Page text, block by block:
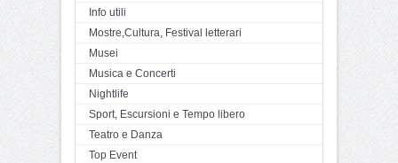
Info utili
Mostre,Cultura, Festival letterari
Musei
Musica e Concerti
Nightlife
Sport, Escursioni e Tempo libero
Teatro e Danza
Top Event